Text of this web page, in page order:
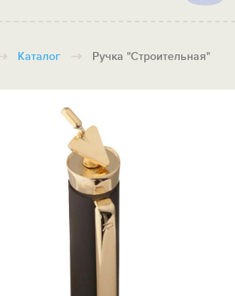
Каталог Ручка "Строительная"